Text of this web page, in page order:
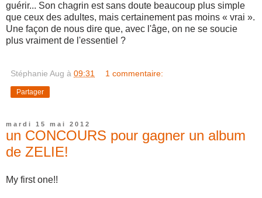
guérir... Son chagrin est sans doute beaucoup plus simple
que ceux des adultes, mais certainement pas moins « vrai ».
Une façon de nous dire que, avec l'âge, on ne se soucie
plus vraiment de l'essentiel ?
Stéphanie Aug à 09:31 1 commentaire:
Partager
mardi 15 mai 2012
un CONCOURS pour gagner un album
de ZELIE!
My first one!!